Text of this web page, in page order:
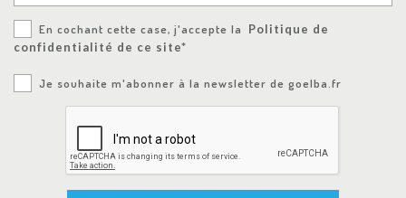
En cochant cette case, j'accepte la
Politique de
confidentialité de ce site*
Je souhaite m'abonner à la newsletter de goelba.fr